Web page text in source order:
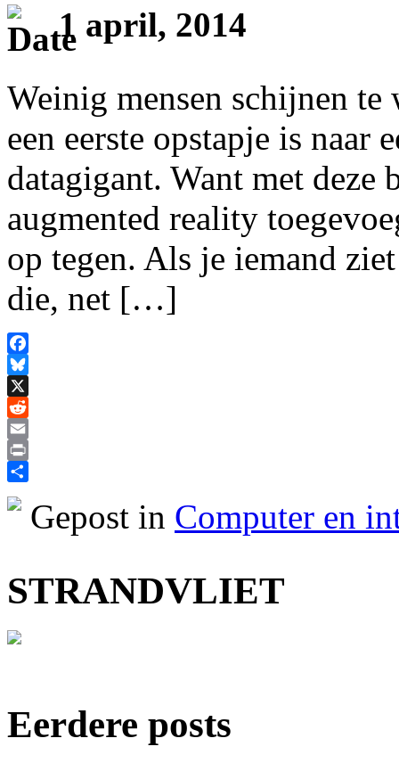
1 april, 2014
Weinig mensen schijnen te
een eerste opstapje is naar
datagigant. Want met
augmented reality
op tegen. Als je iemand
die, net […]
Facebook
Bluesky
X
Reddit
Email
Print
Gepost in Computer en
STRANDVLIET
Eerdere posts